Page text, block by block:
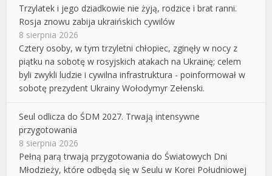
Trzylatek i jego dziadkowie nie żyją, rodzice i brat ranni.
Rosja znowu zabija ukraińskich cywilów
8 sierpnia 2026
Cztery osoby, w tym trzyletni chłopiec, zginęły w nocy z
piątku na sobotę w rosyjskich atakach na Ukrainę; celem
byli zwykli ludzie i cywilna infrastruktura - poinformował w
sobotę prezydent Ukrainy Wołodymyr Zełenski.
Seul odlicza do ŚDM 2027. Trwają intensywne
przygotowania
8 sierpnia 2026
Pełną parą trwają przygotowania do Światowych Dni
Młodzieży, które odbędą się w Seulu w Korei Południowej